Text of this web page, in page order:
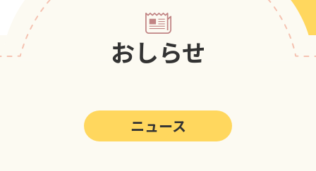
おしらせ
ニュース